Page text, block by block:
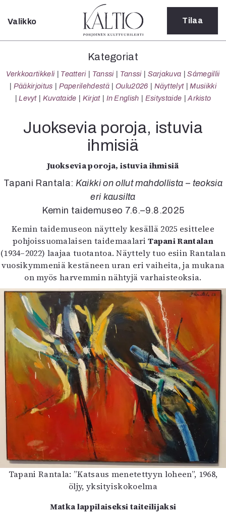
Sulje
Kategoriat
Verkkoartikkeli
Teatteri
Tanssi
Sámegillii
Pääkirjoitus
Oulu2026
Näyttelyt
Musiikki
Levyt
Kirjat
In English
Esitystaide
Arkisto
Lehdet
4/2026
2–3/2026
1/2026
6/2025
5/2025 saame
5/2025
Lehtiarkisto
Info
Tilaus ja irtonumerot
Yhteistyössä
Toimitus
Mediatiedot
Kaltio ry
Valikko Tilaa
Kategoriat
Verkkoartikkeli Teatteri Tanssi Tanssi Sarjakuva
Sámegillii
Pääkirjoitus
Paperilehdestä Oulu2026 Näyttelyt
Musiikki
Levyt
Kuvataide Kirjat In English Esitystaide Arkisto
Juoksevia poroja, istuvia
ihmisiä
Juoksevia poroja, istuvia ihmisiä
Tapani Rantala: Kaikki on ollut mahdollista – teoksia
eri kausilta
Kemin taidemuseo 7.6.–9.8.2025
Kemin taidemuseon näyttely kesällä 2025 esittelee
pohjoissuomalaisen taidemaalariTapani Rantalan
(1934–2022) laajaa tuotantoa. Näyttely tuo esiin Rantalan
vuosikymmeniä kestäneen uran eri vaiheita, ja mukana
on myös harvemmin nähtyjä varhaisteoksia.
Tapani Rantala: ”Katsaus menetettyyn loheen”, 1968,
öljy, yksityiskokoelma
Matka lappilaiseksi taiteilijaksi